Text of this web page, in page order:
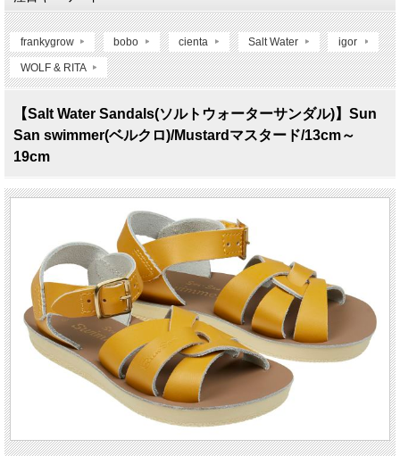
frankygrow bobo cienta Salt Water igor
WOLF & RITA
【Salt Water Sandals(ソルトウォーターサンダル)】Sun
San swimmer(ベルクロ)/Mustardマスタード/13cm～
19cm